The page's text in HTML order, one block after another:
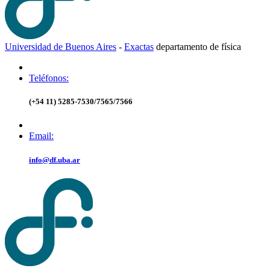
Universidad de Buenos Aires - Exactas departamento de física
Teléfonos:
(+54 11) 5285-7530/7565/7566
Email:
info@df.uba.ar